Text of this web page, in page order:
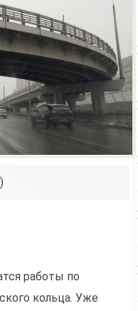
работы по
кольца. Уже